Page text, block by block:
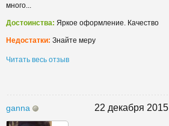
много...
Достоинства: Яркое оформление. Качество
Недостатки: Знайте меру
Читать весь отзыв
ganna 22 декабря 2015